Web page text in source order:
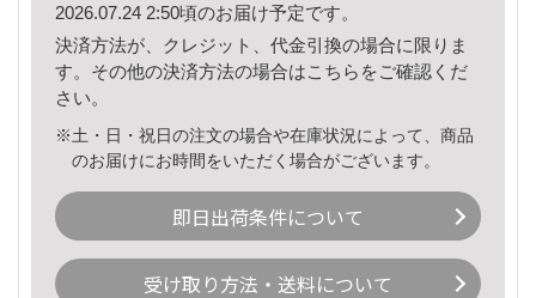
2026.07.24 2:50頃のお届け予定です。
決済方法が、クレジット、代金引換の場合に限りま
す。その他の決済方法の場合はこちら をご確認くだ
さい。
※土・日・祝日の注文の場合や在庫状況によって、商品
のお届けにお時間をいただく場合がございます。
即日出荷条件について
受け取り方法・送料について